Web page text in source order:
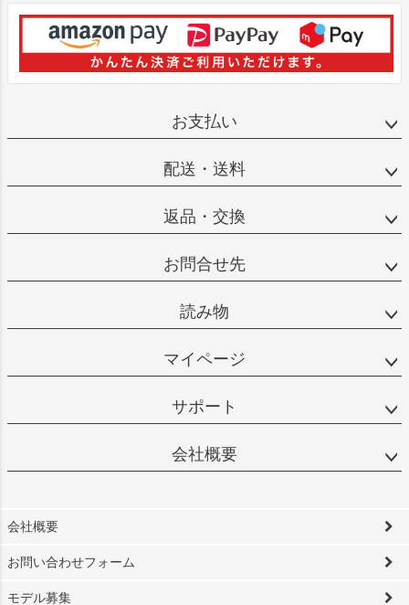
お支払い
配送・送料
返品・交換
お問合せ先
読み物
マイページ
サポート
会社概要
会社概要
お問い合わせフォーム
モデル募集